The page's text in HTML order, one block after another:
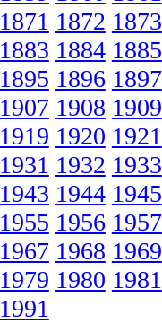
1871 1872 1873
1883 1884 1885
1895 1896 1897
1907 1908 1909
1919 1920 1921
1931 1932 1933
1943 1944 1945
1955 1956 1957
1967 1968 1969
1979 1980 1981
1991